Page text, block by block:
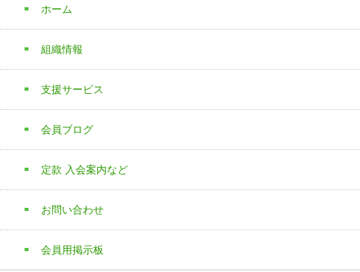
ホーム
組織情報
支援サービス
会員ブログ
定款 入会案内など
お問い合わせ
会員用掲示板